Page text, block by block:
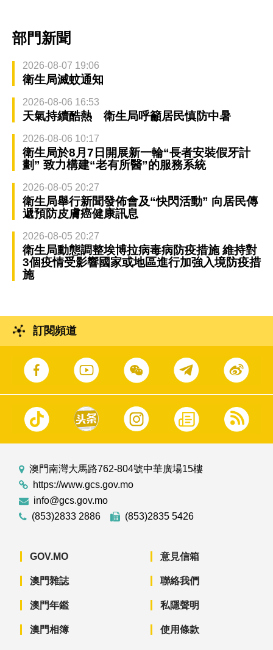
部門新聞
2026-08-07 19:06
衛生局滅蚊通知
2026-08-06 16:53
天氣持續酷熱 衛生局呼籲居民慎防中暑
2026-08-06 10:17
衛生局於8月7日開展新一輪“長者安裝假牙計
劃” 致力構建“老有所醫”的服務系統
2026-08-05 20:27
衛生局舉行新聞發佈會及“快閃活動” 向居民傳
遞預防皮膚癌健康訊息
2026-08-05 20:27
衛生局動態調整埃博拉病毒病防疫措施 維持對
3個疫情受影響國家或地區進行加強入境防疫措
施
訂閱頻道
澳門南灣大馬路762-804號中華廣場15樓
https://www.gcs.gov.mo
info@gcs.gov.mo
(853)2833 2886
(853)2835 5426
GOV.MO
澳門雜誌
澳門年鑑
澳門相簿
意見信箱
聯絡我們
私隱聲明
使用條款